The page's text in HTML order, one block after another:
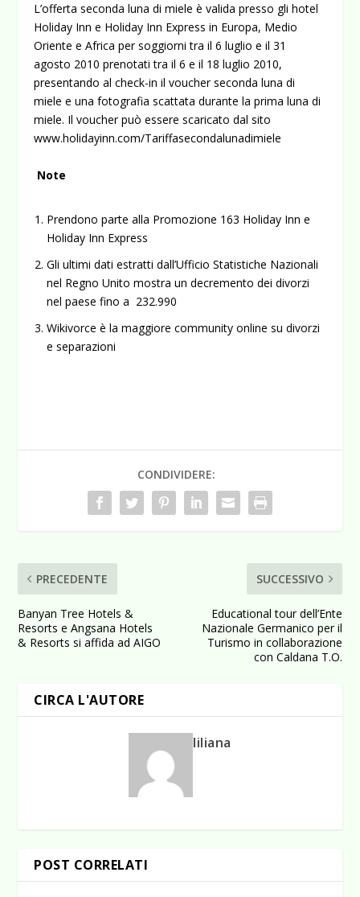
L’offerta seconda luna di miele è valida presso gli hotel
Holiday Inn e Holiday Inn Express in Europa, Medio
Oriente e Africa per soggiorni tra il 6 luglio e il 31
agosto 2010 prenotati tra il 6 e il 18 luglio 2010,
presentando al check-in il voucher seconda luna di
miele e una fotografia scattata durante la prima luna di
miele. Il voucher può essere scaricato dal sito
www.holidayinn.com/Tariffasecondalunadimiele
Note
Prendono parte alla Promozione 163 Holiday Inn e
Holiday Inn Express
Gli ultimi dati estratti dall’Ufficio Statistiche Nazionali
nel Regno Unito mostra un decremento dei divorzi
nel paese fino a 232.990
Wikivorce è la maggiore community online su divorzi
e separazioni
CONDIVIDERE:
PRECEDENTE
Banyan Tree Hotels &
Resorts e Angsana Hotels
& Resorts si affida ad AIGO
SUCCESSIVO
Educational tour dell’Ente
Nazionale Germanico per il
Turismo in collaborazione
con Caldana T.O.
CIRCA L'AUTORE
liliana
POST CORRELATI